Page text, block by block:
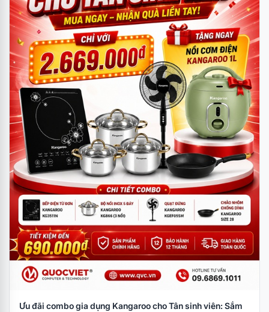
Ưu đãi combo gia dụng Kangaroo cho Tân sinh viên: Sắm